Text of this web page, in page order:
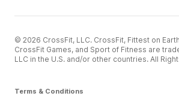
© 2026 CrossFit, LLC. CrossFit, Fittest on
CrossFit Games, and Sport of Fitness are
LLC in the U.S. and/or other countries. All
Terms & Conditions